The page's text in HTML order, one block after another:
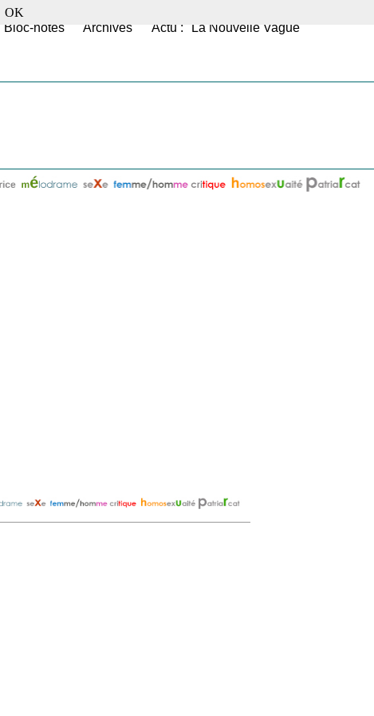
Bloc-notes Archives
Actu : "La Nouvelle Vague"
OK